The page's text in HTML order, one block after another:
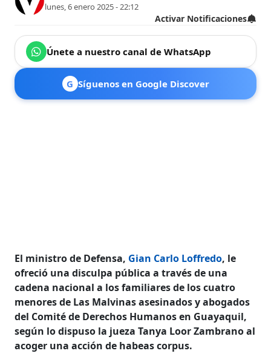
lunes, 6 enero 2025 - 22:12
Activar Notificaciones
Únete a nuestro canal de WhatsApp
G Síguenos en Google Discover
El ministro de Defensa, Gian Carlo Loffredo, le
ofreció una disculpa pública a través de una
cadena nacional a los familiares de los cuatro
menores de Las Malvinas asesinados y abogados
del Comité de Derechos Humanos en Guayaquil,
según lo dispuso la jueza Tanya Loor Zambrano al
acoger una acción de habeas corpus.